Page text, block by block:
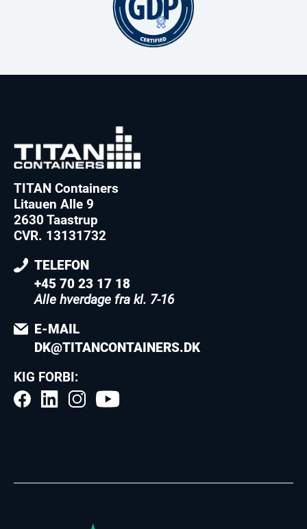
TITAN Containers
Litauen Alle 9
2630 Taastrup
CVR. 13131732
TELEFON
+45 70 23 17 18
Alle hverdage fra kl. 7-16
E-MAIL
DK@TITANCONTAINERS.DK
KIG FORBI: